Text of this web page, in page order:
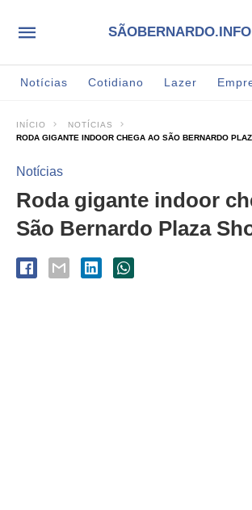
SÃOBERNARDO.INFO
Notícias Cotidiano Lazer
INÍCIO
NOTÍCIAS
RODA GIGANTE INDOOR CHEGA AO SÃO BERNARDO
Notícias
Roda gigante indoor
São Bernardo Plaza